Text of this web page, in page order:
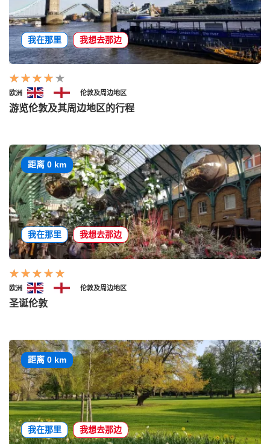
我在那里 我想去那边
欧洲 伦敦及周边地区
游览伦敦及其周边地区的行程
距离 0 km
我在那里 我想去那边
欧洲 伦敦及周边地区
圣诞伦敦
距离 0 km
我在那里 我想去那边